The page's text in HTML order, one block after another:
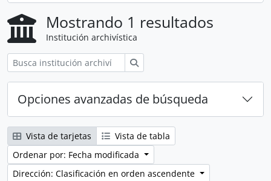
Mostrando 1 resultados
Institución archivística
Opciones avanzadas de búsqueda
Vista de tarjetas
Vista de tabla
Ordenar por: Fecha modificada
Dirección: Clasificación en orden ascendente